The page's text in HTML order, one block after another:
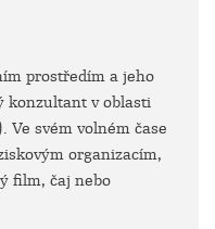
prostředím a jeho
konzultant v oblasti
Ve svém volném čase
organizacím,
film, čaj nebo